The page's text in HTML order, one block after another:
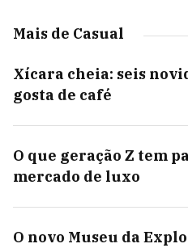
Mais de Casual
Xícara cheia: seis
gosta de café
O que geração Z tem
mercado de luxo
O novo Museu da